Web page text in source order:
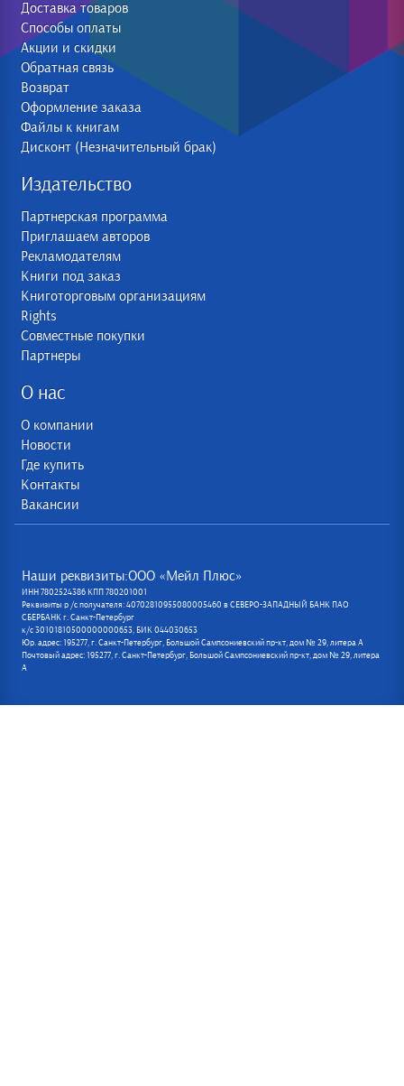
Доставка товаров
Способы оплаты
Акции и скидки
Обратная связь
Возврат
Оформление заказа
Файлы к книгам
Дисконт (Незначительный брак)
Издательство
Партнерская программа
Приглашаем авторов
Рекламодателям
Книги под заказ
Книготорговым организациям
Rights
Совместные покупки
Партнеры
О нас
О компании
Новости
Где купить
Контакты
Вакансии
Наши реквизиты:ООО «Мейл Плюс»
ИНН 7802524386 КПП 780201001
Реквизиты р /с получателя: 40702810955080005460 в СЕВЕРО-ЗАПАДНЫЙ БАНК ПАО
СБЕРБАНК г. Санкт-Петербург
к/с 30101810500000000653, БИК 044030653
Юр. адрес: 195277, г. Санкт-Петербург, Большой Сампсониевский пр-кт, дом № 29, литера А
Почтовый адрес: 195277, г. Санкт-Петербург, Большой Сампсониевский пр-кт, дом № 29, литера
А